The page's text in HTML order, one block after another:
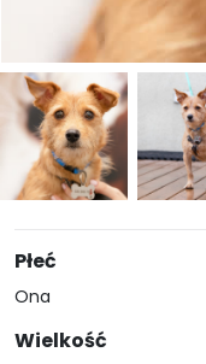
Płeć
Ona
Wielkość